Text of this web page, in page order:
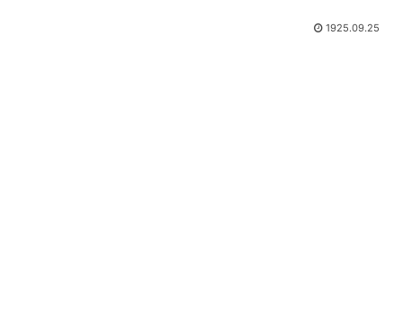
1925.09.25